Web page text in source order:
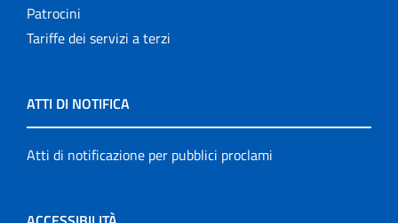
Patrocini
Tariffe dei servizi a terzi
ATTI DI NOTIFICA
Atti di notificazione per pubblici proclami